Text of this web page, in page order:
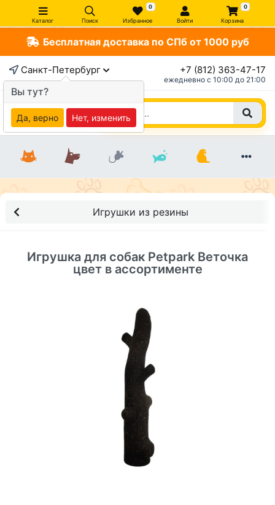
Каталог Поиск
0
Избранное Войти
0
Корзина
Бесплатная доставка по СПб от 1000 руб
Санкт-Петербург +7 (812) 363-47-17
ежедневно c 10:00 до 21:00
Игрушки из резины
Игрушка для собак Petpark Веточка
цвет в ассортименте
Вы тут?
Да, верно Нет, изменить